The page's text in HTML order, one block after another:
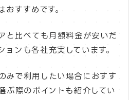
すすめです。
と比べても月額料金が安いだ
ンも各社充実しています。
みで利用したい場合におすす
ぶ際のポイントも紹介してい